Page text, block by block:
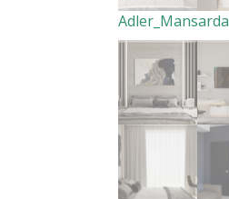
Adler_Mansarda